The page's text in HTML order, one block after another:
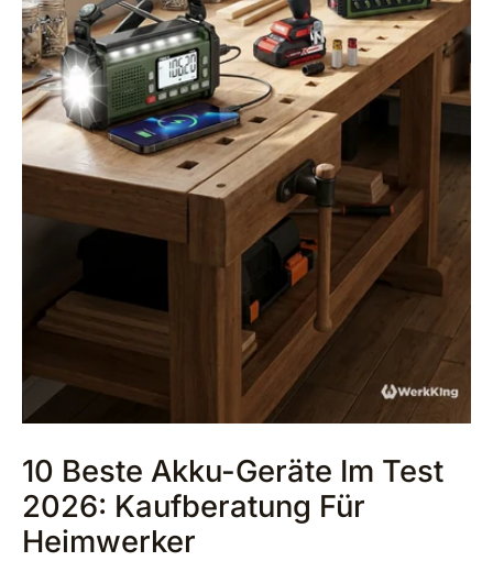
10 Beste Akku-Geräte Im Test
2026: Kaufberatung Für
Heimwerker